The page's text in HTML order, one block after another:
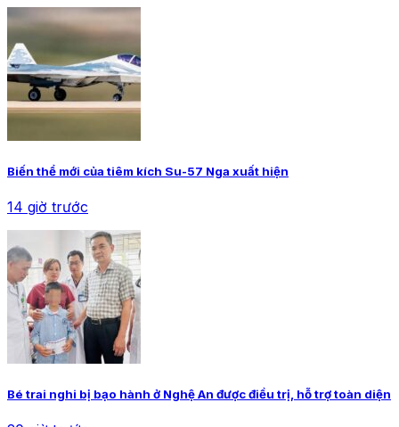
Biến thể mới của tiêm kích Su-57 Nga xuất hiện
14 giờ trước
Bé trai nghi bị bạo hành ở Nghệ An được điều trị, hỗ trợ toàn diện